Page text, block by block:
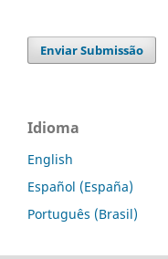
Enviar Submissão
Idioma
English
Español (España)
Português (Brasil)